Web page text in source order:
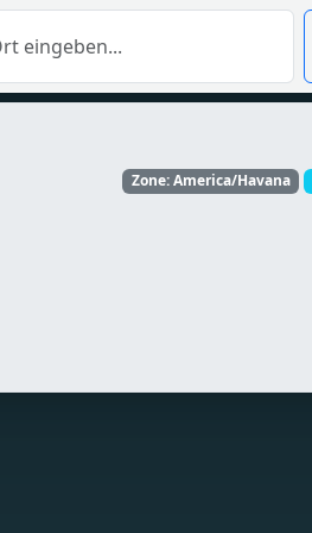
Zone: America/Havana